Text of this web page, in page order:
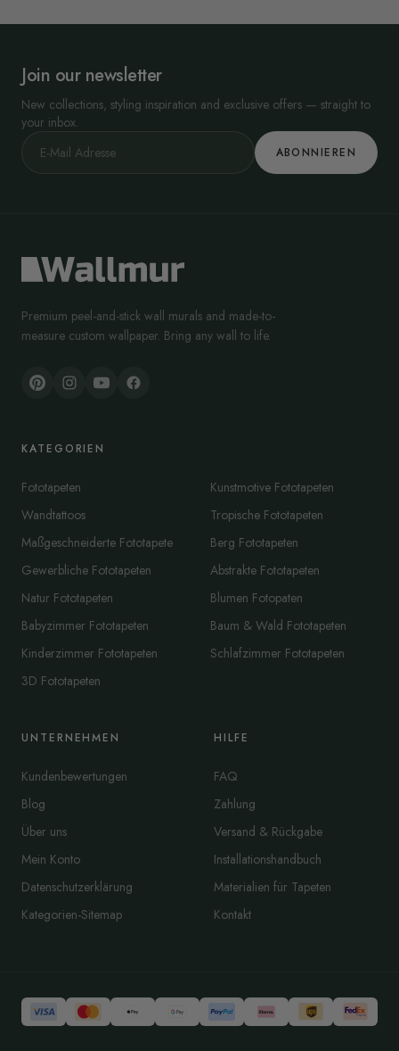
Join our newsletter
New collections, styling inspiration and exclusive offers — straight to
your inbox.
ABONNIEREN
Premium peel-and-stick wall murals and made-to-
measure custom wallpaper. Bring any wall to life.
KATEGORIEN
Fototapeten
Wandtattoos
Maßgeschneiderte Fototapete
Gewerbliche Fototapeten
Natur Fototapeten
Babyzimmer Fototapeten
Kinderzimmer Fototapeten
3D Fototapeten
Kunstmotive Fototapeten
Tropische Fototapeten
Berg Fototapeten
Abstrakte Fototapeten
Blumen Fotopaten
Baum & Wald Fototapeten
Schlafzimmer Fototapeten
UNTERNEHMEN
Kundenbewertungen
Blog
Über uns
Mein Konto
Datenschutzerklärung
Kategorien-Sitemap
HILFE
FAQ
Zahlung
Versand & Rückgabe
Installationshandbuch
Materialien für Tapeten
Kontakt